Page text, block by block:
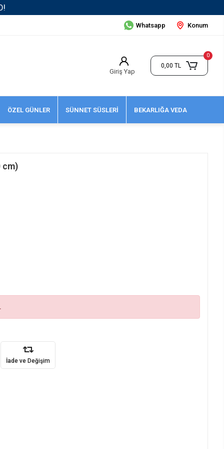
Whatsapp Konum
Giriş Yap
0
0,00 TL
ÖZEL GÜNLER SÜNNET SÜSLERİ BEKARLIĞA VEDA
cm)
İade ve Değişim